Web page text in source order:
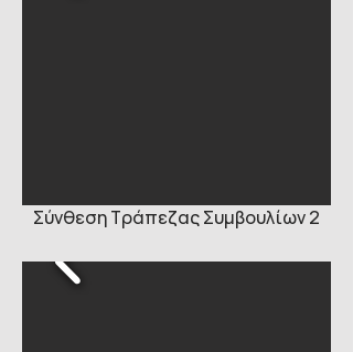
Σύνθεση Τράπεζας Συμβουλίων 2